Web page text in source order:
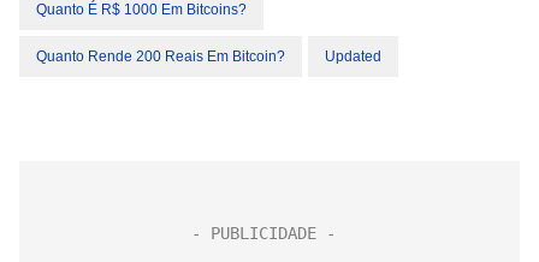
Quanto É R$ 1000 Em Bitcoins?
Quanto Rende 200 Reais Em Bitcoin? Updated